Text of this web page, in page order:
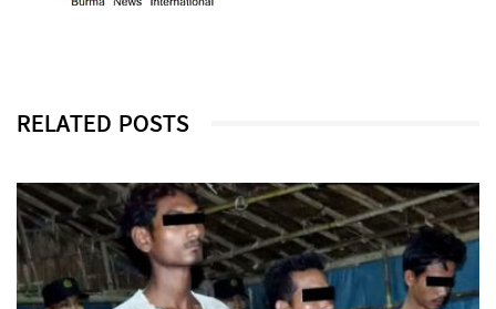
RELATED POSTS